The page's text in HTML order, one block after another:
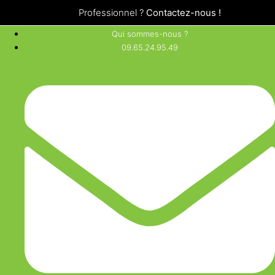
Professionnel ? Contactez-nous !
Qui sommes-nous ?
09.65.24.95.49